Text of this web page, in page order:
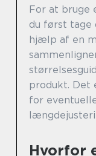
For at bruge
du først tage
hjælp af en
produkt. Det
for
Hvorfor